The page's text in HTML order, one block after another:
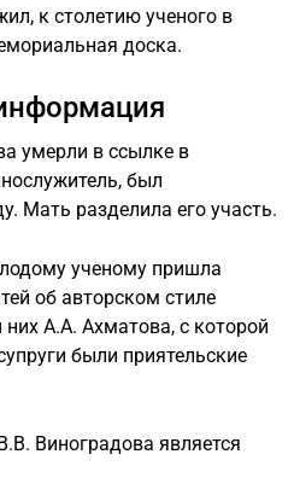
к столетию ученого в
доска.
умерли в ссылке в
был
Мать разделила его участь.
ученому пришла
об авторском стиле
них А.А. Ахматова, с которой
были приятельские
Виноградова является